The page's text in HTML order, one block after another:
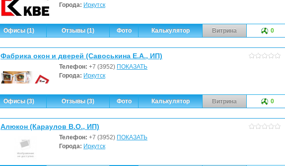
Города: Иркутск
Офисы (1) Отзывы (1) Фото Калькулятор Витрина 0
Фабрика окон и дверей (Савоськина Е.А., ИП)
Телефон: +7 (3952) ПОКАЗАТЬ
Города: Иркутск
Офисы (3) Отзывы (3) Фото Калькулятор Витрина 0
Алюкон (Караулов В.О., ИП)
Телефон: +7 (3952) ПОКАЗАТЬ
Города: Иркутск